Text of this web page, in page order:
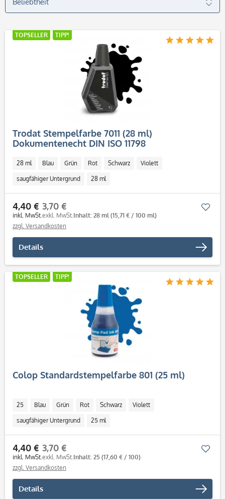
TOPSELLER TIPP!
Trodat Stempelfarbe 7011 (28 ml)
Dokumentenecht DIN ISO 11798
28 ml Blau Grün Rot Schwarz Violett
saugfähiger Untergrund 28 ml
4,40 €
inkl. MwSt.
3,70 €
exkl. MwSt.Inhalt: 28 ml (15,71 € / 100 ml)
zzgl. Versandkosten
Details
TOPSELLER TIPP!
Colop Standardstempelfarbe 801 (25 ml)
25 Blau Grün Rot Schwarz Violett
saugfähiger Untergrund 25 ml
4,40 €
inkl. MwSt.
3,70 €
exkl. MwSt.Inhalt: 25 (17,60 € / 100)
zzgl. Versandkosten
Details